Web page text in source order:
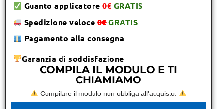
Guanto applicatore0€GRATIS
Spedizione veloce0€GRATIS
Pagamento alla consegna
Garanzia di soddisfazione
COMPILA IL MODULO E TI
CHIAMIAMO
Compilare il modulo non obbliga all'acquisto.